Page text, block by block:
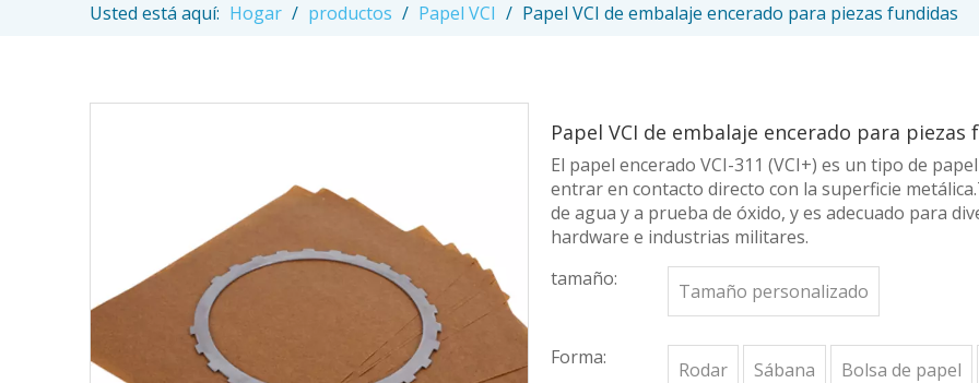
Usted está aquí: Hogar / productos / Papel VCI / Papel VCI de embalaje encerado para piezas fundidas
Papel VCI de embalaje encerado para
El papel encerado VCI-311 (VCI+) es un tipo de
entrar en contacto directo con la superficie
de agua y a prueba de óxido, y es adecuado para
hardware e industrias militares.
tamaño:
Tamaño personalizado
Forma:
Rodar Sábana Bolsa de papel